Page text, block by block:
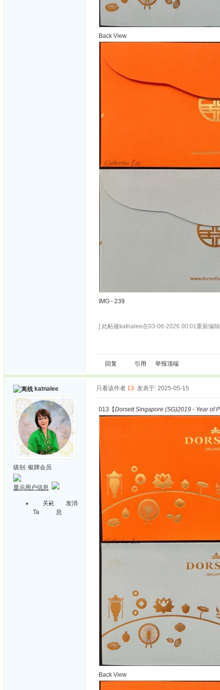
Back View
IMG - 239
[ 此帖被katnalee在03-06-2026 00:01重新编
回复 引用 举报顶端
katnalee
级别: 银牌会员
显示用户信息
关注
Ta
发消
息
只看该作者 13 发表于: 2025-05-15
013【Dorsett Singapore (SG)2019 - Year of
Back View